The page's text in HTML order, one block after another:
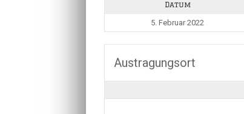
Datum
5. Februar 2022
Austragungsort